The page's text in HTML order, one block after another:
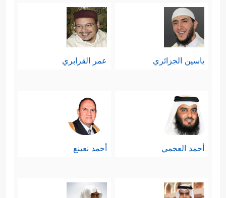
ياسين الجزائري عمر القزابري
أحمد العجمي أحمد نعينع